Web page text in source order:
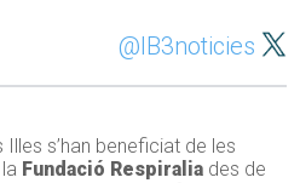
@IB3noticies
s’han beneficiat de les
Fundació Respiralia des de